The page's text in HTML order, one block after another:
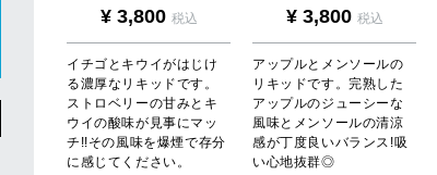
¥ 3,800 税込
イチゴとキウイがはじけ
る濃厚なリキッドです。
ストロベリーの甘みとキ
ウイの酸味が見事にマッ
チ!!その風味を爆煙で存分
に感じてください。
¥ 3,800 税込
アップルとメンソールの
リキッドです。完熟した
アップルのジューシーな
風味とメンソールの清涼
感が丁度良いバランス!吸
い心地抜群◎